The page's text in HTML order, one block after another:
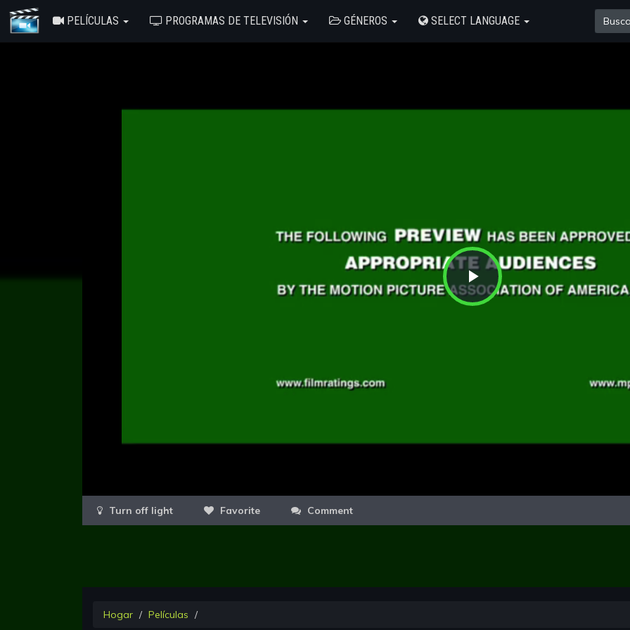
PELÍCULAS PROGRAMAS DE TELEVISIÓN GÉNEROS SELECT LANGUAGE
Play
Favorite Comment
Hogar Películas